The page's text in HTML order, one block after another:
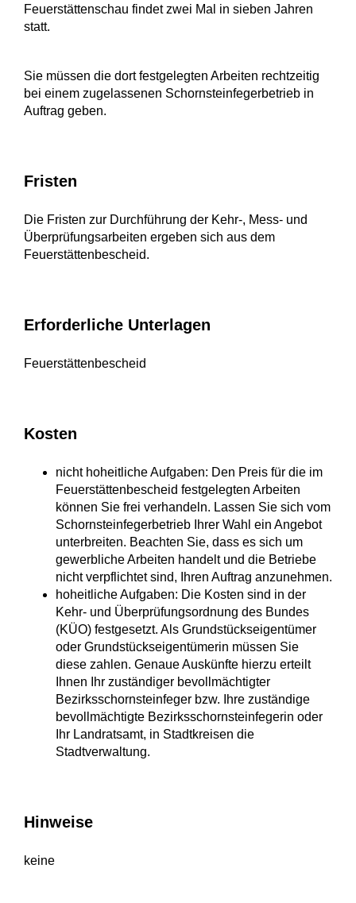
Feuerstättenschau findet zwei Mal in sieben Jahren
statt.
Sie müssen die dort festgelegten Arbeiten rechtzeitig
bei einem zugelassenen Schornsteinfegerbetrieb in
Auftrag geben.
Fristen
Die Fristen zur Durchführung der Kehr-, Mess- und
Überprüfungsarbeiten ergeben sich aus dem
Feuerstättenbescheid.
Erforderliche Unterlagen
Feuerstättenbescheid
Kosten
nicht hoheitlicheAufgaben: Den Preis für die im
Feuerstättenbescheid festgelegten Arbeiten
können Sie frei verhandeln. Lassen Sie sich vom
Schornsteinfegerbetrieb Ihrer Wahl ein Angebot
unterbreiten. Beachten Sie, dass es sich um
gewerbliche Arbeiten handelt und die Betriebe
nicht verpflichtet sind, Ihren Auftrag anzunehmen.
hoheitliche Aufgaben: Die Kosten sind in der
Kehr- und Überprüfungsordnung des Bundes
(KÜO) festgesetzt. Als Grundstückseigentümer
oder Grundstückseigentümerin müssen Sie
diese zahlen. Genaue Auskünfte hierzu erteilt
Ihnen Ihr zuständiger bevollmächtigter
Bezirksschornsteinfeger bzw. Ihre zuständige
bevollmächtigte Bezirksschornsteinfegerin oder
Ihr Landratsamt, in Stadtkreisen die
Stadtverwaltung.
Hinweise
keine